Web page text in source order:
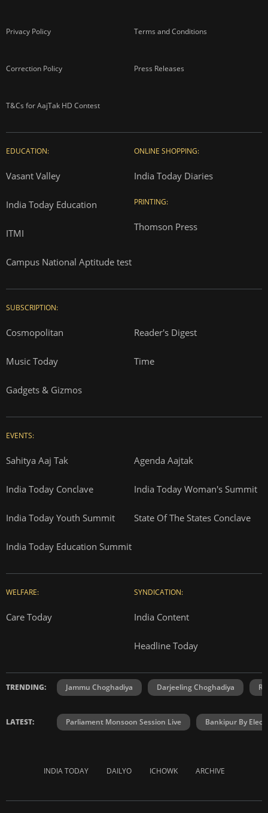
Privacy Policy Terms and Conditions
Correction Policy Press Releases
T&Cs for AajTak HD Contest
EDUCATION:
Vasant Valley
India Today Education
ITMI
Campus National Aptitude test
ONLINE SHOPPING:
India Today Diaries
PRINTING:
Thomson Press
SUBSCRIPTION:
Cosmopolitan Reader's Digest
Music Today Time
Gadgets & Gizmos
EVENTS:
Sahitya Aaj Tak Agenda Aajtak
India Today Conclave India Today Woman's Summit
India Today Youth Summit State Of The States Conclave
India Today Education Summit
WELFARE:
Care Today
SYNDICATION:
India Content
Headline Today
TRENDING: Jammu Choghadiya Darjeeling Choghadiya
LATEST: Parliament Monsoon Session Live Bankipur By
INDIA TODAY DAILYO ICHOWK ARCHIVE